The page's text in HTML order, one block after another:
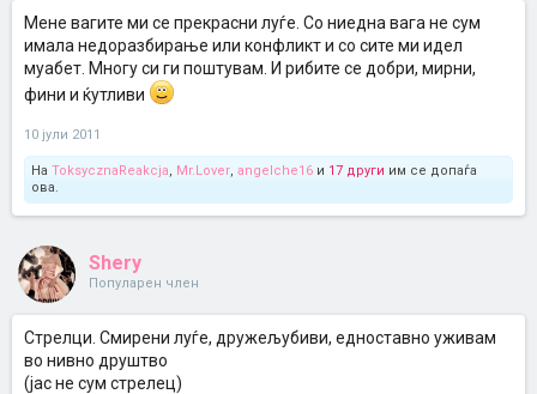
Мене вагите ми се прекрасни луѓе. Со ниедна вага не сум
имала недоразбирање или конфликт и со сите ми идел
муабет. Многу си ги поштувам. И рибите се добри, мирни,
фини и ќутливи
10 јули 2011
На ToksycznaReakcja, Mr.Lover, angelche16 и 17 други им се допаѓа
ова.
Shery
Популарен член
Стрелци. Смирени луѓе, дружељубиви, едноставно уживам
во нивно друштво
(јас не сум стрелец)